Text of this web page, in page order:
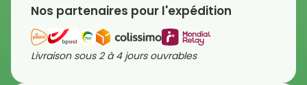
Nos partenaires pour l'expédition
Livraison sous 2 à 4 jours ouvrables